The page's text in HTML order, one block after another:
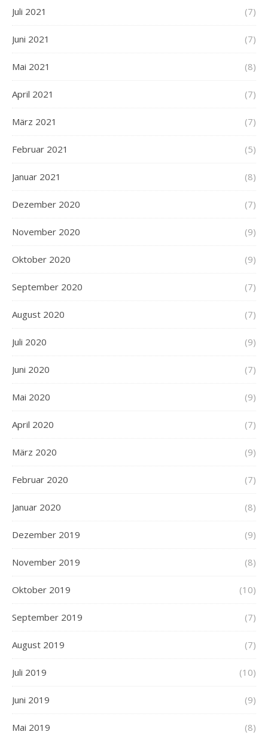
Juli 2021 (7)
Juni 2021 (7)
Mai 2021 (8)
April 2021 (7)
März 2021 (7)
Februar 2021 (5)
Januar 2021 (8)
Dezember 2020 (7)
November 2020 (9)
Oktober 2020 (9)
September 2020 (7)
August 2020 (7)
Juli 2020 (9)
Juni 2020 (7)
Mai 2020 (9)
April 2020 (7)
März 2020 (9)
Februar 2020 (7)
Januar 2020 (8)
Dezember 2019 (9)
November 2019 (8)
Oktober 2019 (10)
September 2019 (7)
August 2019 (7)
Juli 2019 (10)
Juni 2019 (9)
Mai 2019 (8)